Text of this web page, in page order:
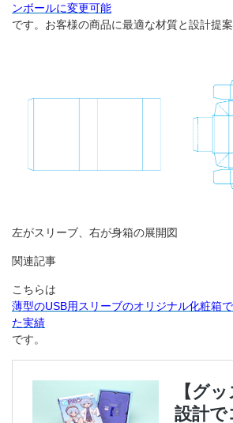
ンボールに変更可能
です。お客様の商品に最適な材質と設計提案
左がスリーブ、右が身箱の展開図
関連記事
こちらは
薄型のUSB用スリーブのオリジナル化粧箱
た実績
です。